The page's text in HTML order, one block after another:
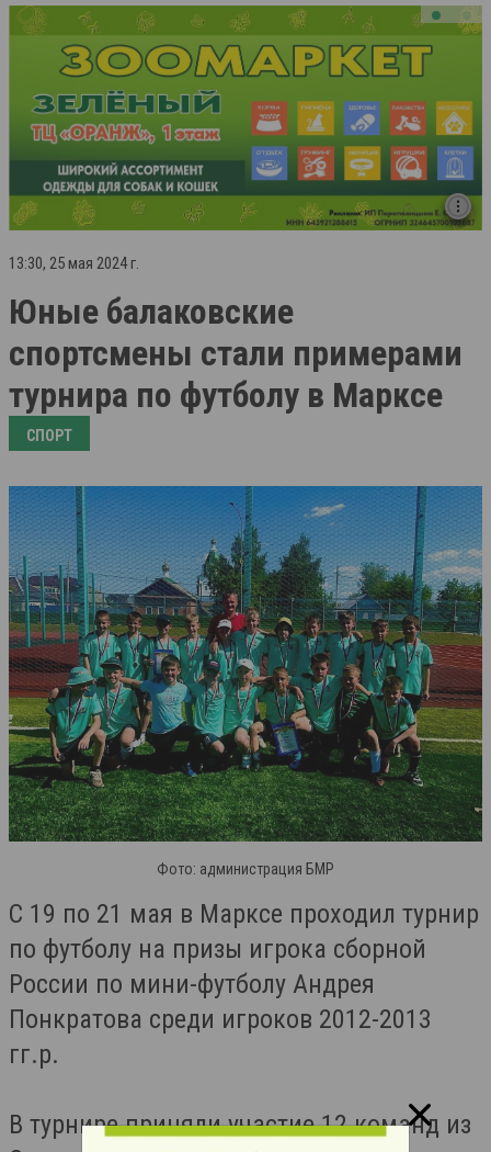
13:30, 25 мая 2024 г.
Юные балаковские
спортсмены стали примерами
турнира по футболу в Марксе
СПОРТ
Фото: администрация БМР
С 19 по 21 мая в Марксе проходил турнир
по футболу на призы игрока сборной
России по мини-футболу Андрея
Понкратова среди игроков 2012-2013
гг.р.
В турнире приняли участие 12 команд из